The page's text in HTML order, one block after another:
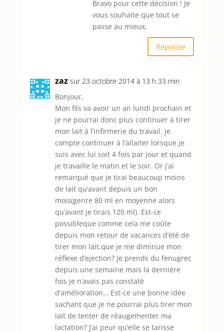
Bravo pour cette décision ! Je
vous souhaite que tout se
passe au mieux.
Réponse
zaz sur 23 octobre 2014 à 13 h 33 min
Bonjour,
Mon fils va avoir un an lundi prochain et
je ne pourrai donc plus continuer à tirer
mon lait à l’infirmerie du travail. Je
compte continuer à l’allaiter lorsque je
suis avec lui soit 4 fois par jour et quand
je travaille le matin et le soir. Or j’ai
remarqué que je tirai beaucoup moins
de lait qu’avant depuis un bon
mois(genre 80 ml en moyenne alors
qu’avant je tirais 120 ml). Est-ce
possibleque comme cela me coûte
depuis mon retour de vacances d’été de
tirer mon lait,que je me diminue mon
réflexe d’ejection? Je prends du fenugrec
depuis une semaine mais la dernière
fois je n’avais pas constaté
d’amélioration… Est-ce une bonne idée
sachant que je ne pourrai plus tirer mon
lait de tenter de réaugementer ma
lactation? J’ai peur qu’elle se tarisse